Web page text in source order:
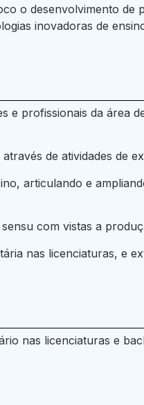
o desenvolvimento
inovadoras de
e profissionais da área
de atividades de
articulando e
com vistas a
nas licenciaturas, e
nas licenciaturas e